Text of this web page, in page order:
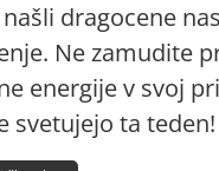
dragocene
Ne zamudite
energije v svoj
svetujejo ta teden!